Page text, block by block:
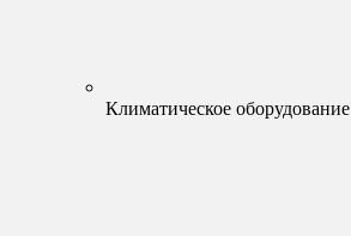
Климатическое оборудование